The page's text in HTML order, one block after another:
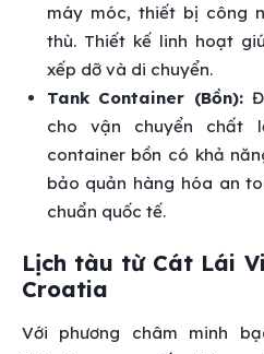
máy móc, thiết bị công
thù. Thiết kế linh hoạt
xếp dỡ và di chuyển.
Tank Container (Bồn):
cho vận chuyển chất
container bồn có khả
bảo quản hàng hóa an
chuẩn quốc tế.
Lịch tàu từ Cát Lái
Croatia
Với phương châm minh